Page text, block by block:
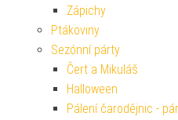
Zápichy
Ptákoviny
Sezónní párty
Čert a Mikuláš
Halloween
Pálení čarodějnic -